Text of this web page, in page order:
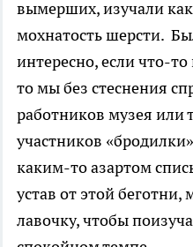
вымерших, изучали
мохнатость шерсти.
интересно, если что-то
то мы без стеснения
работников музея или
участников
каким-то азартом
устав от этой
лавочку, чтобы